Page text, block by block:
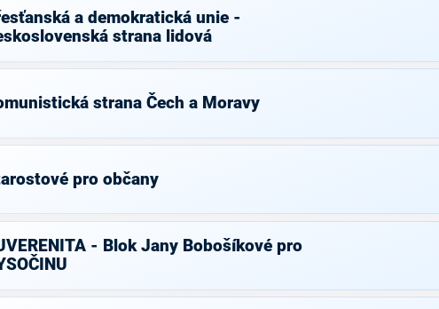
a demokratická unie -
strana lidová
strana Čech a Moravy
pro občany
- Blok Jany Bobošíkové pro